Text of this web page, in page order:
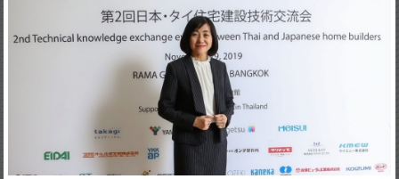
ธุรกิจรับสร้างบ้านยังเติบโตต่อเนื่อง มูลค่าตลาดรวมปีนี้แตะ